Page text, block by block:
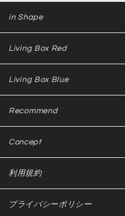
in Shape
Living Box Red
Living Box Blue
Recommend
Concept
利用規約
プライバシーポリシー